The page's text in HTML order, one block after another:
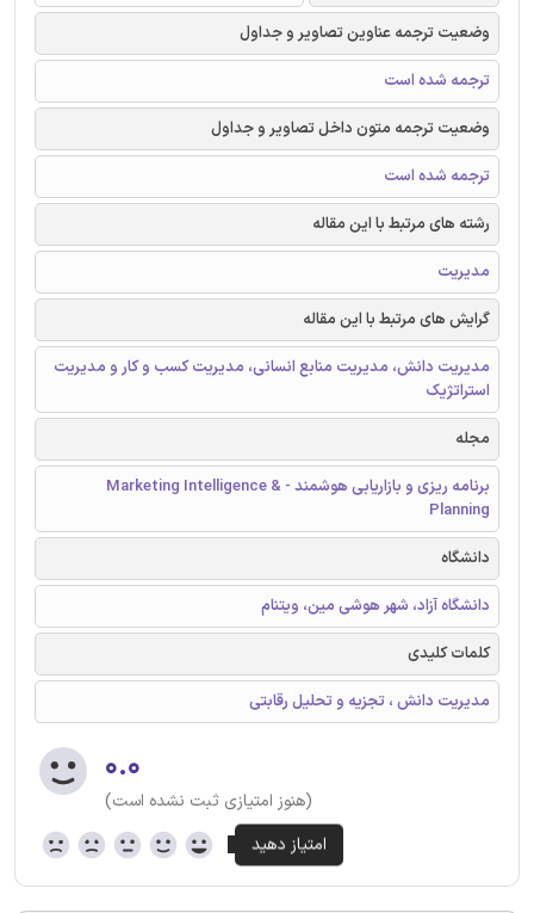
وضعیت ترجمه عناوین تصاویر و جداول
ترجمه شده است
وضعیت ترجمه متون داخل تصاویر و جداول
ترجمه شده است
رشته های مرتبط با این مقاله
مدیریت
گرایش های مرتبط با این مقاله
مدیریت دانش، مدیریت منابع انسانی، مدیریت کسب و کار و مدیریت
استراتژیک
مجله
برنامه ریزی و بازاریابی هوشمند - Marketing Intelligence &
Planning
دانشگاه
دانشگاه آزاد، شهر هوشی مین، ویتنام
کلمات کلیدی
مدیریت دانش ،‌ تجزیه و تحلیل رقابتی
۰.۰
(هنوز امتیازی ثبت نشده است)